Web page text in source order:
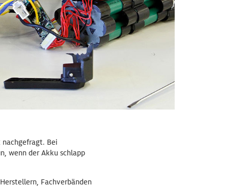
Bei
wenn der Akku schlapp
Fachverbänden